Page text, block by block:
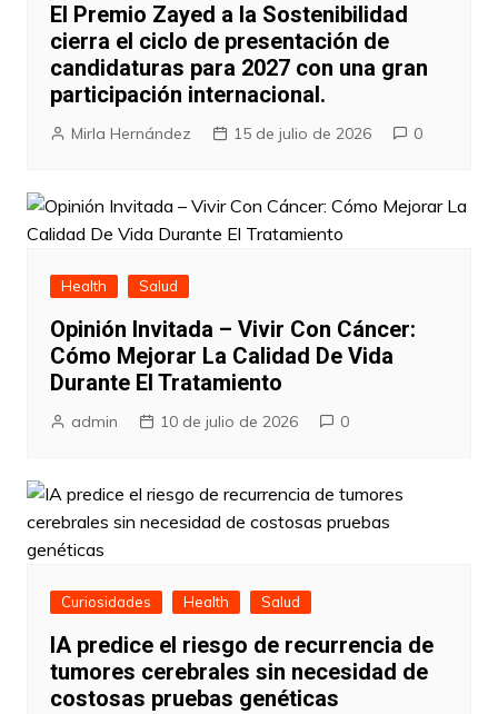
El Premio Zayed a la Sostenibilidad
cierra el ciclo de presentación de
candidaturas para 2027 con una gran
participación internacional.
Mirla Hernández 15 de julio de 2026 0
Health Salud
Opinión Invitada – Vivir Con Cáncer:
Cómo Mejorar La Calidad De Vida
Durante El Tratamiento
admin 10 de julio de 2026 0
Curiosidades Health Salud
IA predice el riesgo de recurrencia de
tumores cerebrales sin necesidad de
costosas pruebas genéticas